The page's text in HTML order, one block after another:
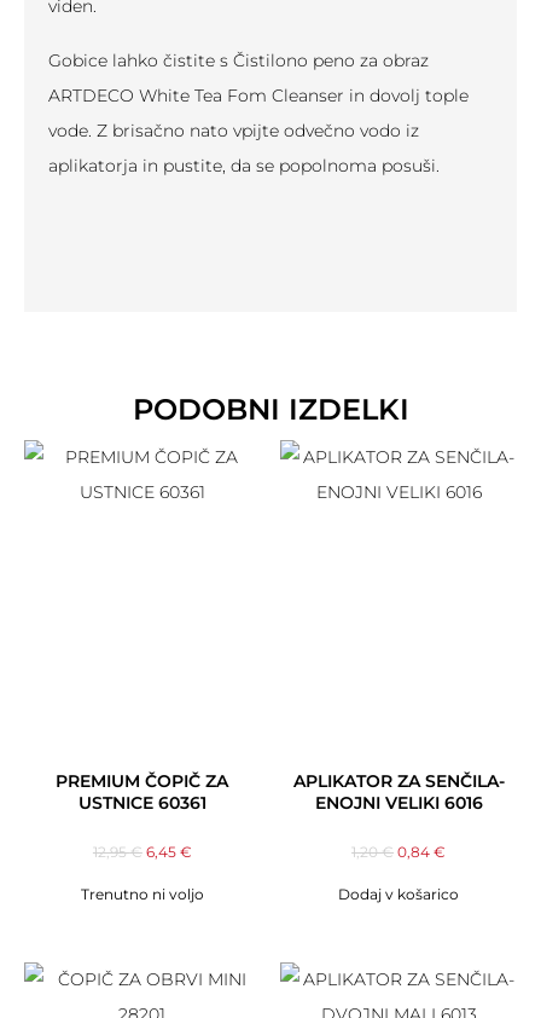
viden.
Gobice lahko čistite s Čistilono peno za obraz
ARTDECO White Tea Fom Cleanser in dovolj tople
vode. Z brisačno nato vpijte odvečno vodo iz
aplikatorja in pustite, da se popolnoma posuši.
PODOBNI IZDELKI
PREMIUM ČOPIČ ZA
USTNICE 60361
12,95€ 6,45 €
Trenutno ni voljo
APLIKATOR ZA SENČILA-
ENOJNI VELIKI 6016
1,20€ 0,84€
Dodaj v košarico